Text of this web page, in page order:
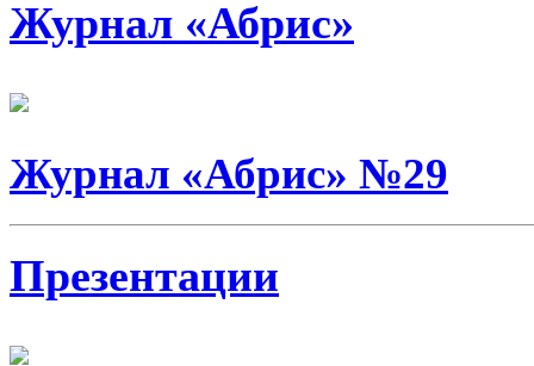
Журнал «Абрис»
Журнал «Абрис» №29
Презентации